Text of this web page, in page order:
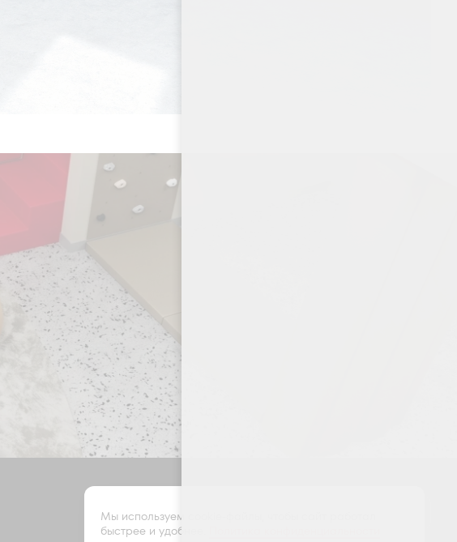
Мы используем cookie-файлы, чтобы сайт работал
быстрее и удобнее.